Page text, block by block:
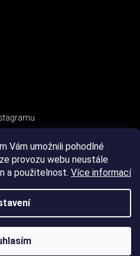
Vám umožnili pohodlné
provozu webu neustále
a použitelnost. Více informací
. Všechna práva vyhrazena.